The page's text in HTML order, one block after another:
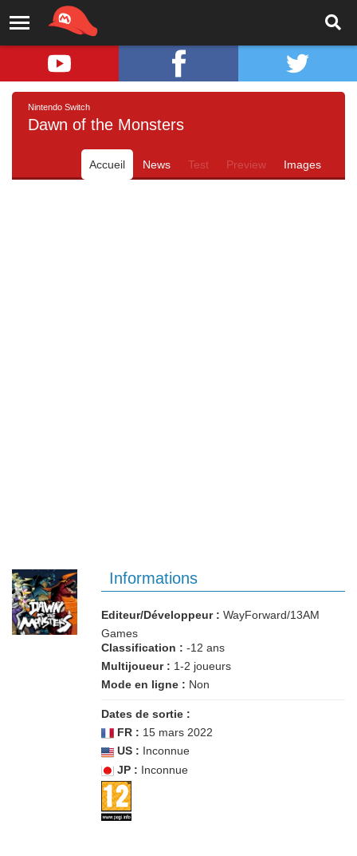
Nintendo Switch
Dawn of the Monsters
Accueil News Test Preview Images
Informations
Editeur/Développeur : WayForward/13AM
Games
Classification : -12 ans
Multijoueur : 1-2 joueurs
Mode en ligne : Non
Dates de sortie :
FR : 15 mars 2022
US : Inconnue
JP : Inconnue